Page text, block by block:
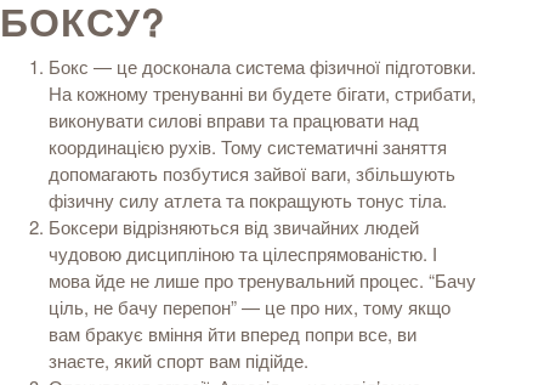
БОКСУ?
Бокс — це досконала система фізичної підготовки.
На кожному тренуванні ви будете бігати, стрибати,
виконувати силові вправи та працювати над
координацією рухів. Тому систематичні заняття
допомагають позбутися зайвої ваги, збільшують
фізичну силу атлета та покращують тонус тіла.
Боксери відрізняються від звичайних людей
чудовою дисципліною та цілеспрямованістю. І
мова йде не лише про тренувальний процес. “Бачу
ціль, не бачу перепон” — це про них, тому якщо
вам бракує вміння йти вперед попри все, ви
знаєте, який спорт вам підійде.